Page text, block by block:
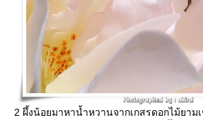
2 ผึ้งน้อยมาหาน้ำหวานจากเกสรดอกไม้ยาม